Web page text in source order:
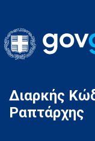
Gov.gr
Διαρκής
Ραπτάρχης